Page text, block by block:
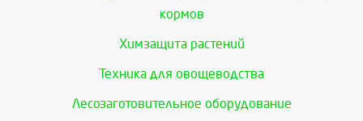
кормов
Химзащита растений
Техника для овощеводства
Лесозаготовительное оборудование